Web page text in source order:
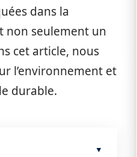
dans la
non seulement un
cet article, nous
l’environnement et
durable.